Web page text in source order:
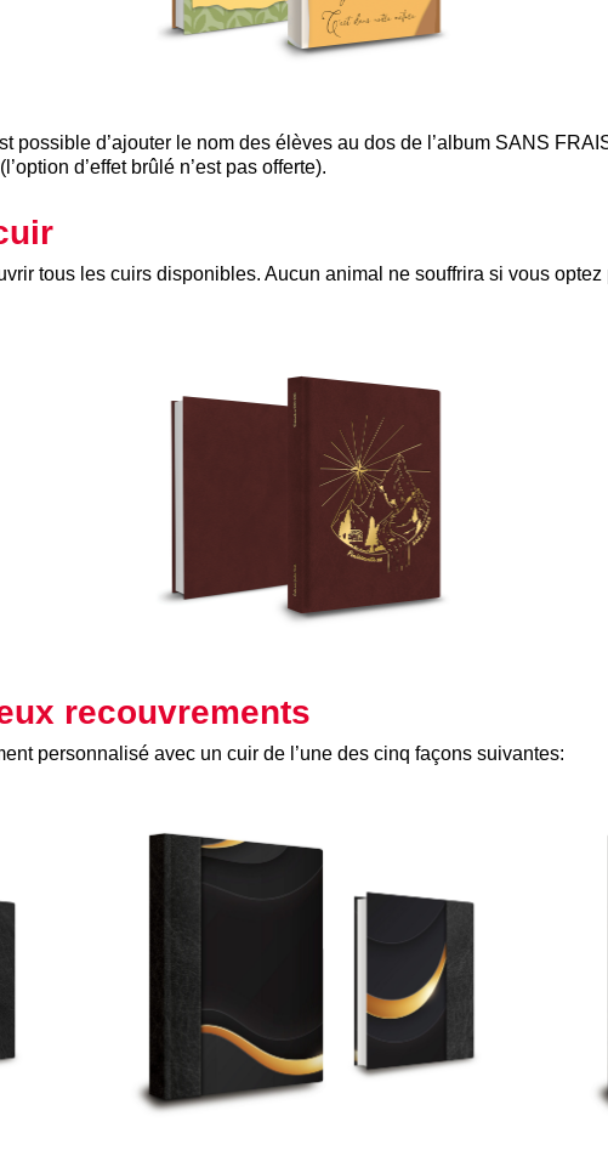
possible d’ajouter le nom des élèves au dos de l’album SANS
d’effet brûlé n’est pas offerte).
tous les cuirs disponibles. Aucun animal ne souffrira si vous
recouvrements
personnalisé avec un cuir de l’une des cinq façons suivantes: